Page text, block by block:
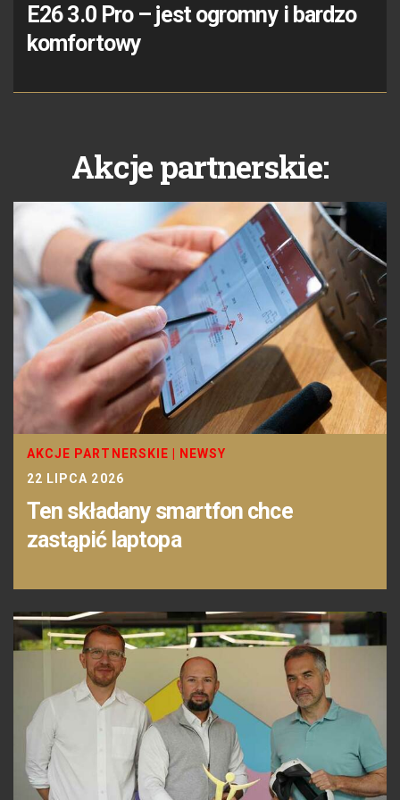
E26 3.0 Pro – jest ogromny i bardzo
komfortowy
Akcje partnerskie:
AKCJE PARTNERSKIE
NEWSY
22 LIPCA 2026
Ten składany smartfon chce
zastąpić laptopa